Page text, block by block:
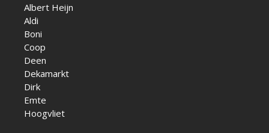
Albert Heijn
Aldi
Boni
Coop
Deen
Dekamarkt
Dirk
Emte
Hoogvliet